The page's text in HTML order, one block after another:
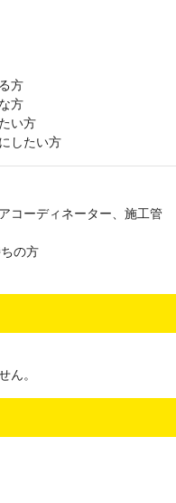
方
方
い方
したい方
コーディネーター、施工管
の方
ん。